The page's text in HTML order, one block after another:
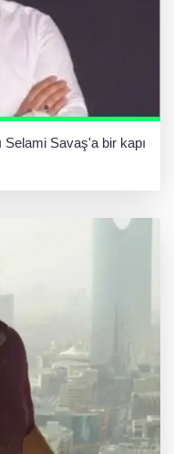
Selami Savaş'a bir kapı